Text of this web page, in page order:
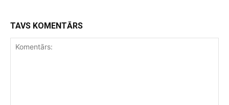
TAVS KOMENTĀRS